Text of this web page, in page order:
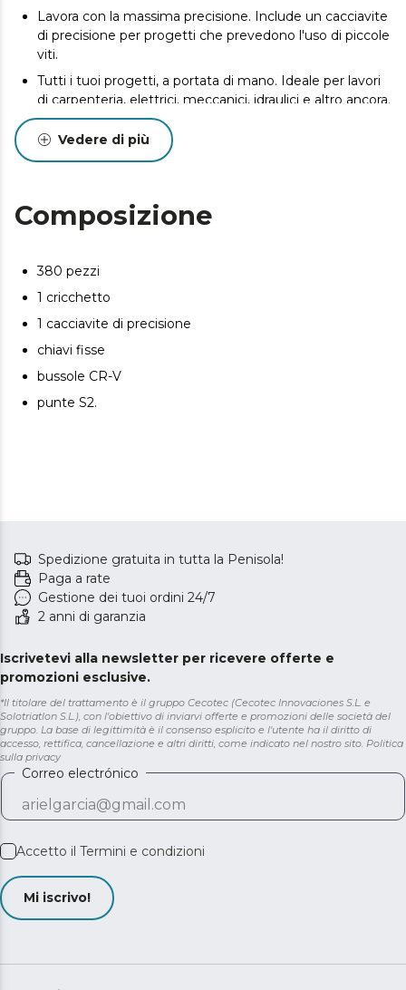
Lavora con la massima precisione. Include un cacciavite
di precisione per progetti che prevedono l'uso di piccole
viti.
Tutti i tuoi progetti, a portata di mano. Ideale per lavori
di carpenteria, elettrici, meccanici, idraulici e altro ancora.
Sicurezza e organizzazione garantite. Valigetta rigida in
alluminio con scomparti interni per proteggere gli
utensili da urti e umidità e facilitare il trasporto e la
Portala con te ovunque. Dimensioni ideali per il tuo
veicolo o la tua officina: 37 cm x 13,5 cm x 27,5 cm.
Vedere di più
Composizione
380 pezzi
1 cricchetto
1 cacciavite di precisione
chiavi fisse
bussole CR-V
punte S2.
Spedizione gratuita in tutta la Penisola!
Paga a rate
Gestione dei tuoi ordini 24/7
2 anni di garanzia
Iscrivetevi alla newsletter per ricevere offerte e
promozioni esclusive.
*Il titolare del trattamento è il gruppo Cecotec (Cecotec Innovaciones S.L. e
Solotriatlon S.L.), con l'obiettivo di inviarvi offerte e promozioni delle società del
gruppo. La base di legittimità è il consenso esplicito e l'utente ha il diritto di
accesso, rettifica, cancellazione e altri diritti, come indicato nel nostro sito. Politica
sulla privacy
Correo electrónico
Accetto il Termini e condizioni
Mi iscrivo!